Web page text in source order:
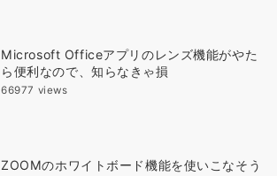
Microsoft Officeアプリのレンズ機能がやた
ら便利なので、知らなきゃ損
66977 views
ZOOMのホワイトボード機能を使いこなそう